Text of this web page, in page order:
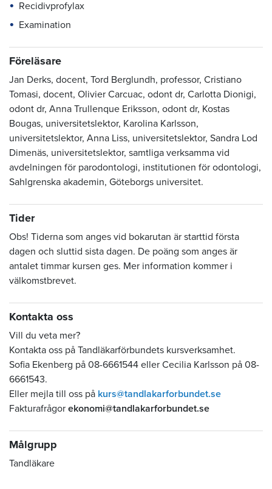
Recidivprofylax
Examination
Föreläsare
Jan Derks, docent, Tord Berglundh, professor, Cristiano
Tomasi, docent, Olivier Carcuac, odont dr, Carlotta Dionigi,
odont dr, Anna Trullenque Eriksson, odont dr, Kostas
Bougas, universitetslektor, Karolina Karlsson,
universitetslektor, Anna Liss, universitetslektor, Sandra Lod
Dimenäs, universitetslektor, samtliga verksamma vid
avdelningen för parodontologi, institutionen för odontologi,
Sahlgrenska akademin, Göteborgs universitet.
Tider
Obs! Tiderna som anges vid bokarutan är starttid första
dagen och sluttid sista dagen. De poäng som anges är
antalet timmar kursen ges. Mer information kommer i
välkomstbrevet.
Kontakta oss
Vill du veta mer?
Kontakta oss på Tandläkarförbundets kursverksamhet.
Sofia Ekenberg på 08-6661544 eller Cecilia Karlsson på 08-
6661543.
Eller mejla till oss på kurs@tandlakarforbundet.se
Fakturafrågor ekonomi@tandlakarforbundet.se
Målgrupp
Tandläkare